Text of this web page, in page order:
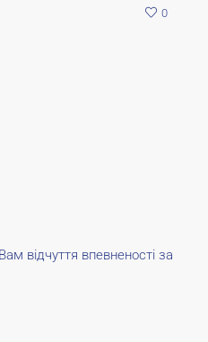
0
відчуття впевненості за